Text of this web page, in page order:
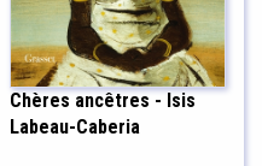
Chères ancêtres - Isis
Labeau-Caberia